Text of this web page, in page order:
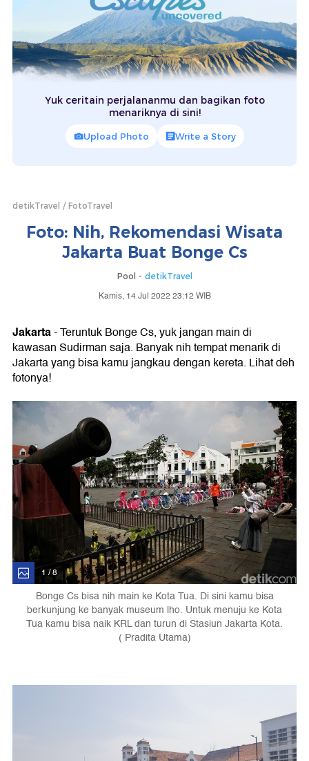
Yuk ceritain perjalananmu dan bagikan foto
menariknya di sini!
Upload Photo Write a Story
detikTravel FotoTravel
Foto: Nih, Rekomendasi Wisata
Jakarta Buat Bonge Cs
Pool - detikTravel
Kamis, 14 Jul 2022 23:12 WIB
Jakarta- Teruntuk Bonge Cs, yuk jangan main di
kawasan Sudirman saja. Banyak nih tempat menarik di
Jakarta yang bisa kamu jangkau dengan kereta. Lihat deh
fotonya!
1 / 8
Bonge Cs bisa nih main ke Kota Tua. Di sini kamu bisa
berkunjung ke banyak museum lho. Untuk menuju ke Kota
Tua kamu bisa naik KRL dan turun di Stasiun Jakarta Kota.
( Pradita Utama)